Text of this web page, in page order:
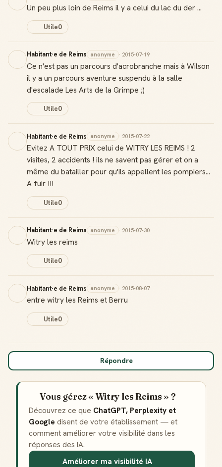
Un peu plus loin de Reims il y a celui du lac du der ...
Utile0
Habitant·e de Reims anonyme · 2015-07-19
Ce n'est pas un parcours d'acrobranche mais à Wilson
il y a un parcours aventure suspendu à la salle
d'escalade Les Arts de la Grimpe ;)
Utile0
Habitant·e de Reims anonyme · 2015-07-22
Evitez A TOUT PRIX celui de WITRY LES REIMS ! 2
visites, 2 accidents ! ils ne savent pas gérer et on a
même du batailler pour qu'ils appellent les pompiers...
A fuir !!!
Utile0
Habitant·e de Reims anonyme · 2015-07-30
Witry les reims
Utile0
Habitant·e de Reims anonyme · 2015-08-07
entre witry les Reims et Berru
Utile0
Répondre
Vous gérez « Witry les Reims » ?
Découvrez ce que ChatGPT, Perplexity et
Google disent de votre établissement — et
comment améliorer votre visibilité dans les
réponses des IA.
Améliorer ma visibilité IA
Badge Guide Local
Ton statut affiché sur toutes tes contributions
Score de réputation
Gagne des points à chaque contribution utile
Reconnaissance locale
Deviens une référence dans ta ville
Notifications